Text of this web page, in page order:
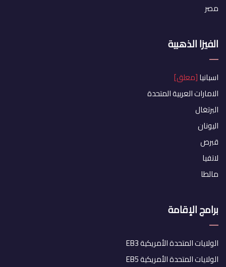
مصر
الفيزا الذهبية
اسبانيا[معلق]
الامارات العربية المتحدة
البرتغال
اليونان
قبرص
لاتفيا
مالطا
برامج الإقامة
الولايات المتحدة الأمريكية EB3
الولايات المتحدة الأمريكية EB5